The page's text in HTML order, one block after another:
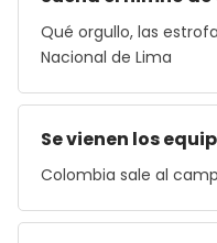
Qué orgullo, las
Nacional de Lima
Se vienen los
Colombia sale al